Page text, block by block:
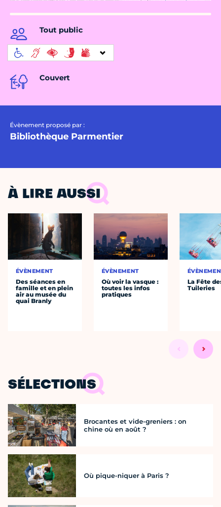
Tout public
Couvert
Évènement proposé par :
Bibliothèque Parmentier
À LIRE AUSSI
ÉVÈNEMENT
Des séances en
famille et en plein
air au musée du
quai Branly
ÉVÈNEMENT
Où voir la vasque :
toutes les infos
pratiques
La Fête
Tuileries
SÉLECTIONS
Brocantes et vide-greniers : on
chine où en août ?
Où pique-niquer à Paris ?